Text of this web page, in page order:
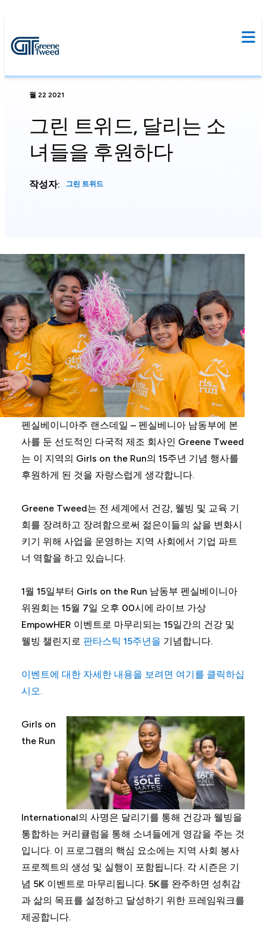
월 22 2021
그린 트위드, 달리는 소
녀들을 후원하다
작성자: 그린 트위드
펜실베이니아주 랜스데일 – 펜실베니아 남동부에 본
사를 둔 선도적인 다국적 제조 회사인 Greene Tweed
는 이 지역의 Girls on the Run의 15주년 기념 행사를
후원하게 된 것을 자랑스럽게 생각합니다.
Greene Tweed는 전 세계에서 건강, 웰빙 및 교육 기
회를 장려하고 장려함으로써 젊은이들의 삶을 변화시
키기 위해 사업을 운영하는 지역 사회에서 기업 파트
너 역할을 하고 있습니다.
1월 15일부터 Girls on the Run 남동부 펜실베이니아
위원회는 15월 7일 오후 00시에 라이브 가상
EmpowHER 이벤트로 마무리되는 15일간의 건강 및
웰빙 챌린지로 판타스틱 15주년을 기념합니다.
이벤트에 대한 자세한 내용을 보려면 여기를 클릭하십
시오.
Girls on
the Run
International의 사명은 달리기를 통해 건강과 웰빙을
통합하는 커리큘럼을 통해 소녀들에게 영감을 주는 것
입니다. 이 프로그램의 핵심 요소에는 지역 사회 봉사
프로젝트의 생성 및 실행이 포함됩니다. 각 시즌은 기
념 5K 이벤트로 마무리됩니다. 5K를 완주하면 성취감
과 삶의 목표를 설정하고 달성하기 위한 프레임워크를
제공합니다.